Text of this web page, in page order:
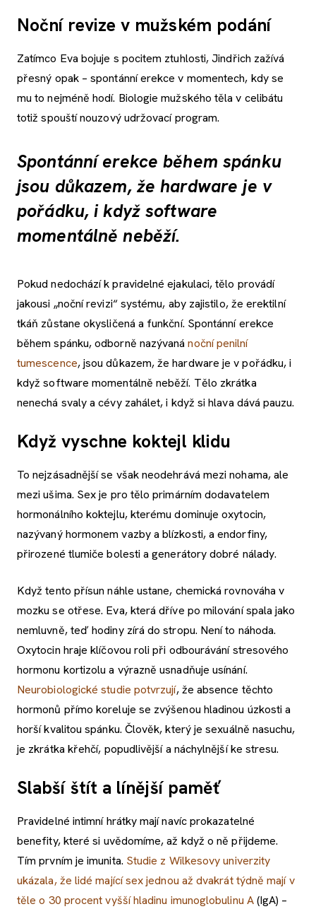
Noční revize v mužském podání
Zatímco Eva bojuje s pocitem ztuhlosti, Jindřich zažívá
přesný opak – spontánní erekce v momentech, kdy se
mu to nejméně hodí. Biologie mužského těla v celibátu
totiž spouští nouzový udržovací program.
Spontánní erekce během spánku
jsou důkazem, že hardware je v
pořádku, i když software
momentálně neběží.
Pokud nedochází k pravidelné ejakulaci, tělo provádí
jakousi „noční revizi“ systému, aby zajistilo, že erektilní
tkáň zůstane okysličená a funkční. Spontánní erekce
během spánku, odborně nazývanánoční penilní
tumescence, jsou důkazem, že hardware je v pořádku, i
když software momentálně neběží. Tělo zkrátka
nenechá svaly a cévy zahálet, i když si hlava dává pauzu.
Když vyschne koktejl klidu
To nejzásadnější se však neodehrává mezi nohama, ale
mezi ušima. Sex je pro tělo primárním dodavatelem
hormonálního koktejlu, kterému dominuje oxytocin,
nazývaný hormonem vazby a blízkosti, a endorfiny,
přirozené tlumiče bolesti a generátory dobré nálady.
Když tento přísun náhle ustane, chemická rovnováha v
mozku se otřese. Eva, která dříve po milování spala jako
nemluvně, teď hodiny zírá do stropu. Není to náhoda.
Oxytocin hraje klíčovou roli při odbourávání stresového
hormonu kortizolu a výrazně usnadňuje usínání.
Neurobiologické studie potvrzují, že absence těchto
hormonů přímo koreluje se zvýšenou hladinou úzkosti a
horší kvalitou spánku. Člověk, který je sexuálně nasuchu,
je zkrátka křehčí, popudlivější a náchylnější ke stresu.
Slabší štít a línější paměť
Pravidelné intimní hrátky mají navíc prokazatelné
benefity, které si uvědomíme, až když o ně přijdeme.
Tím prvním je imunita. Studie z Wilkesovy univerzity
ukázala, že lidé mající sex jednou až dvakrát týdně mají v
těle o 30 procent vyšší hladinu imunoglobulinu A(IgA) –